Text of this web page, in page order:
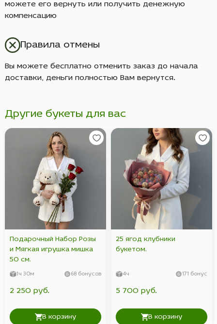
можете его вернуть или получить денежную
компенсацию
Правила отмены
Вы можете бесплатно отменить заказ до начала
доставки, деньги полностью Вам вернутся.
Другие букеты для вас
Подарочный Набор Розы
и Мягкая игрушка мишка
50 см.
1ч 30м 68 бонусов
2 250 руб.
В корзину
25 ягод клубники
букетом.
4ч 171 бонус
5 700 руб.
В корзину